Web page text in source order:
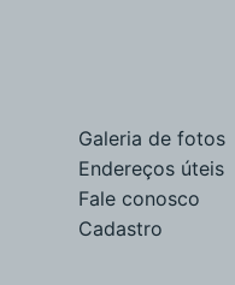
Galeria de fotos
Endereços úteis
Fale conosco
Cadastro